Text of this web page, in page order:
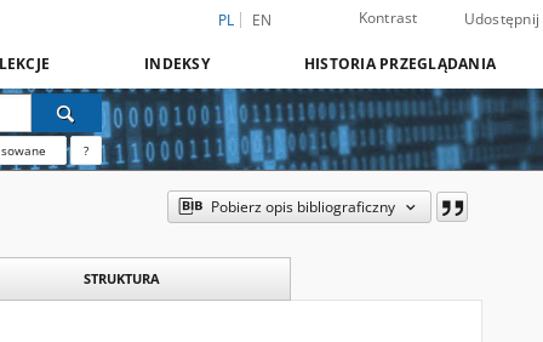
PL EN Kontrast Udostępnij
INDEKSY HISTORIA PRZEGLĄDANIA
?
Pobierz opis bibliograficzny
STRUKTURA